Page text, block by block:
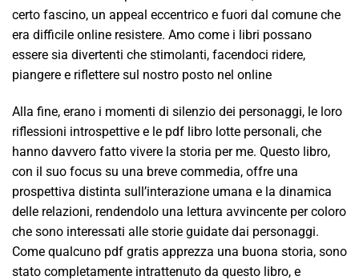
certo fascino, un appeal eccentrico e fuori dal comune che
era difficile online resistere. Amo come i libri possano
essere sia divertenti che stimolanti, facendoci ridere,
piangere e riflettere sul nostro posto nel online
Alla fine, erano i momenti di silenzio dei personaggi, le loro
riflessioni introspettive e le pdf libro lotte personali, che
hanno davvero fatto vivere la storia per me. Questo libro,
con il suo focus su una breve commedia, offre una
prospettiva distinta sull’interazione umana e la dinamica
delle relazioni, rendendolo una lettura avvincente per coloro
che sono interessati alle storie guidate dai personaggi.
Come qualcuno pdf gratis apprezza una buona storia, sono
stato completamente intrattenuto da questo libro, e